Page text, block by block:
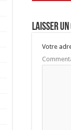
Laisser
Votre